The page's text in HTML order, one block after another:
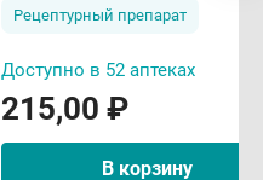
Рецептурный препарат
Доступно в 52 аптеках
215,00 ₽
В корзину